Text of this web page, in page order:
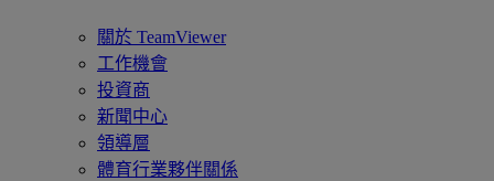
關於 TeamViewer
工作機會
投資商
新聞中心
領導層
體育行業夥伴關係